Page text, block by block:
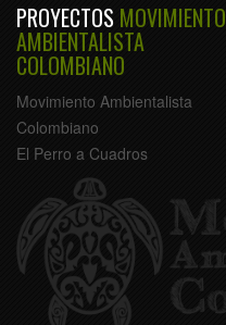
PROYECTOS MOVIMIENTO
AMBIENTALISTA
COLOMBIANO
Movimiento Ambientalista
Colombiano
El Perro a Cuadros